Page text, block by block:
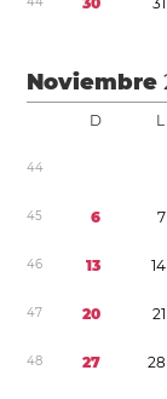
Noviembre
D L
44
45 6 7
46 13 14
47 20 21
48 27 28